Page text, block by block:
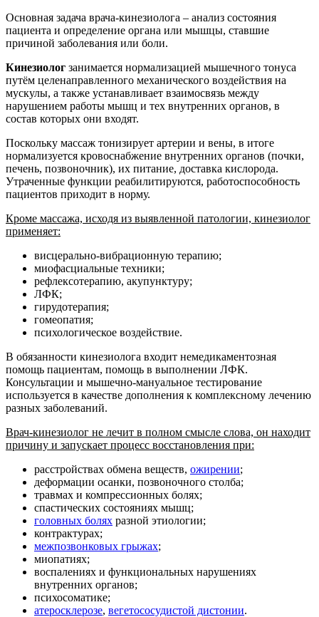
Основная задача врача-кинезиолога – анализ состояния
пациента и определение органа или мышцы, ставшие
причиной заболевания или боли.
Кинезиолог занимается нормализацией мышечного тонуса
путём целенаправленного механического воздействия на
мускулы, а также устанавливает взаимосвязь между
нарушением работы мышц и тех внутренних органов, в
состав которых они входят.
Поскольку массаж тонизирует артерии и вены, в итоге
нормализуется кровоснабжение внутренних органов (почки,
печень, позвоночник), их питание, доставка кислорода.
Утраченные функции реабилитируются, работоспособность
пациентов приходит в норму.
Кроме массажа, исходя из выявленной патологии, кинезиолог
применяет:
висцерально-вибрационную терапию;
миофасциальные техники;
рефлексотерапию, акупунктуру;
ЛФК;
гирудотерапия;
гомеопатия;
психологическое воздействие.
В обязанности кинезиолога входит немедикаментозная
помощь пациентам, помощь в выполнении ЛФК.
Консультации и мышечно-мануальное тестирование
используется в качестве дополнения к комплексному лечению
разных заболеваний.
Врач-кинезиолог не лечит в полном смысле слова, он находит
причину и запускает процесс восстановления при:
расстройствах обмена веществ, ожирении;
деформации осанки, позвоночного столба;
травмах и компрессионных болях;
спастических состояниях мышц;
головных болях разной этиологии;
контрактурах;
межпозвонковых грыжах;
миопатиях;
воспалениях и функциональных нарушениях
внутренних органов;
психосоматике;
атеросклерозе, вегетососудистой дистонии.